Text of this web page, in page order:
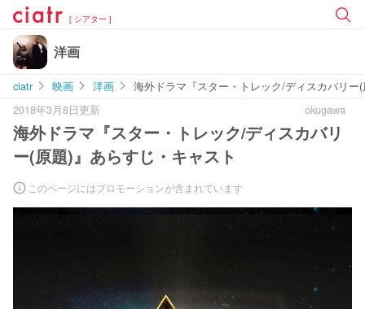
[ シアター ]
洋画
ciatr 映画 洋画
海外ドラマ『スター・トレック/ディスカバリー
2018年3月8日更新
okugawa
海外ドラマ『スター・トレック/ディスカバリ
ー(原題)』あらすじ・キャスト
このページにはプロモーションが含まれています